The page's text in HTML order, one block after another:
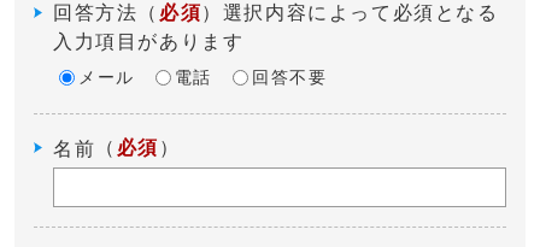
回答方法 （ 必須）選択内容によって必須となる
入力項目があります
メール 電話 回答不要
名前 （ 必須 ）